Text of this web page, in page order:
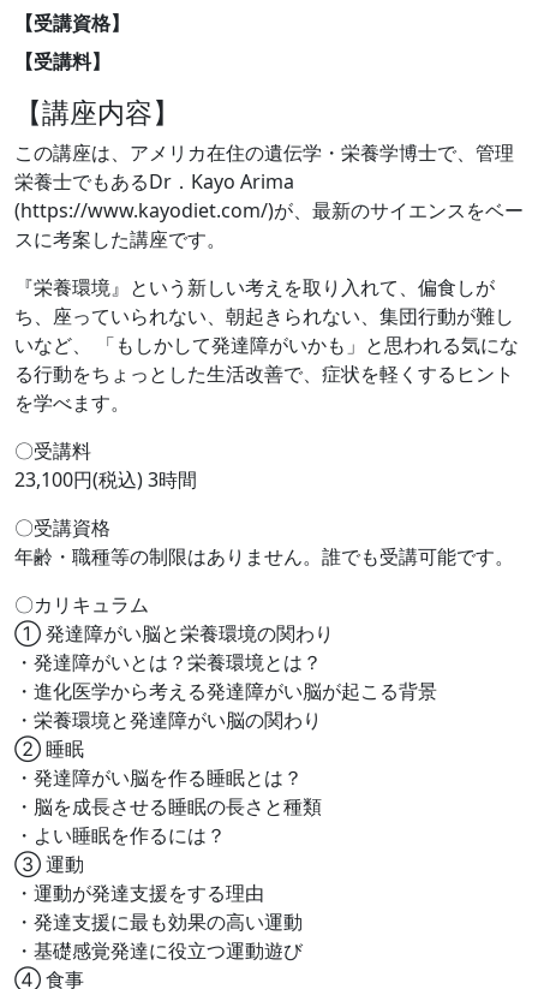
【受講資格】
【受講料】
【講座内容】
この講座は、アメリカ在住の遺伝学・栄養学博士で、管理
栄養士でもあるDr．Kayo Arima
(https://www.kayodiet.com/)が、最新のサイエンスをベー
スに考案した講座です。
『栄養環境』という新しい考えを取り入れて、偏食しが
ち、座っていられない、朝起きられない、集団行動が難し
いなど、 「もしかして発達障がいかも」と思われる気にな
る行動をちょっとした生活改善で、症状を軽くするヒント
を学べます。
〇受講料
23,100円(税込) 3時間
〇受講資格
年齢・職種等の制限はありません。誰でも受講可能です。
〇カリキュラム
① 発達障がい脳と栄養環境の関わり
・発達障がいとは？栄養環境とは？
・進化医学から考える発達障がい脳が起こる背景
・栄養環境と発達障がい脳の関わり
② 睡眠
・発達障がい脳を作る睡眠とは？
・脳を成長させる睡眠の長さと種類
・よい睡眠を作るには？
➂ 運動
・運動が発達支援をする理由
・発達支援に最も効果の高い運動
・基礎感覚発達に役立つ運動遊び
④ 食事